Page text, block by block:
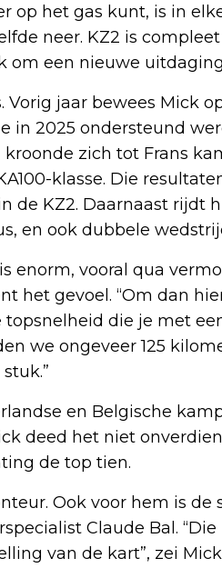
op het gas kunt, is in
neer. KZ2 is
om een nieuwe
jaar bewees Mick
in 2025 ondersteund
zich tot Frans
klasse. Die
de KZ2. Daarnaast rijdt
en ook dubbele
enorm, vooral qua
het gevoel. “Om dan
topsnelheid die je met
we ongeveer 125
en Belgische
deed het niet
de top tien.
Ook voor hem is de
Claude Bal. “Die
van de kart”, zei